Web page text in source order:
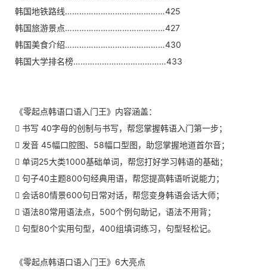
韩国地铁路线……………………………………425
韩国旅游景点……………………………………427
韩国美食介绍……………………………………430
韩国大学排名榜…………………………………433
《零起点韩语口语入门王》内容涵盖：
 书写 40字母的创制与书写，帮您掌握韩语入门第一步；
 发音 45幅口腔图、58幅口型图，助您掌握地道首尔音；
 单词25大类1000基础单词，帮您打好学习韩语的基础；
 句子40主题800句经典用语，帮您提高韩语听说能力；
 会话80情景600句日常对话，帮您变身韩语会话大师；
 语法80常用语法点，500个例句助记，语法不用背；
 句型80个实用句型，400组填词练习，句型轻松记。
《零起点韩语口语入门王》6大亮点